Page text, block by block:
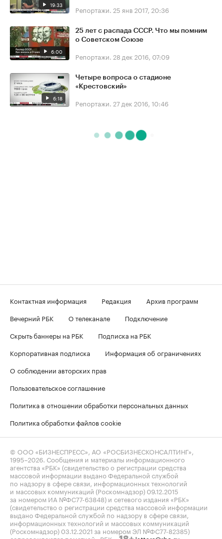
19:33 Репортажи. 25 янв 2017, 20:36
6:00
25 лет с распада СССР. Что мы помним
о Советском Союзе
Репортажи. 28 дек 2016, 07:09
6:18
Четыре вопроса о стадионе
«Крестовский»
Репортажи. 27 дек 2016, 10:46
Контактная информация Редакция
Архив программ
Вечерний РБК
О телеканале
Подключение
Скрыть баннеры на РБК
Подписка на РБК
Корпоративная подписка
Информация об ограничениях
О соблюдении авторских прав
Пользовательское соглашение
Политика в отношении обработки персональных данных
Политика обработки файлов cookie
© ООО «БИЗНЕСПРЕСС», АО «РОСБИЗНЕСКОНСАЛТИНГ»,
1995–2026 . Сообщения и материалы информационного
агентства «РБК» (свидетельство о регистрации средства
массовой информации выдано Федеральной службой
по надзору в сфере связи, информационных технологий
и массовых коммуникаций (Роскомнадзор) 09.12.2015
за номером ИА №ФС77-63848) и сетевого издания «РБК»
(свидетельство о регистрации средства массовой информации
выдано Федеральной службой по надзору в сфере связи,
информационных технологий и массовых коммуникаций
(Роскомнадзор) 03.12.2021 за номером ЭЛ №ФС77-82385)